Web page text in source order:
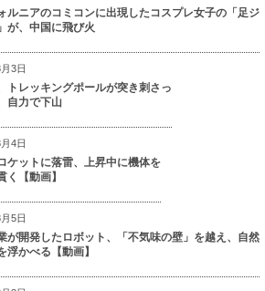
ルニアのコミコンに出現したコスプレ女子の「足ジ
が、中国に飛び火
3日
トレッキングポールが突き刺さっ
自力で下山
4日
ケットに落雷、上昇中に機体を
く【動画】
5日
が開発したロボット、「不気味の壁」を越え、自然
浮かべる【動画】